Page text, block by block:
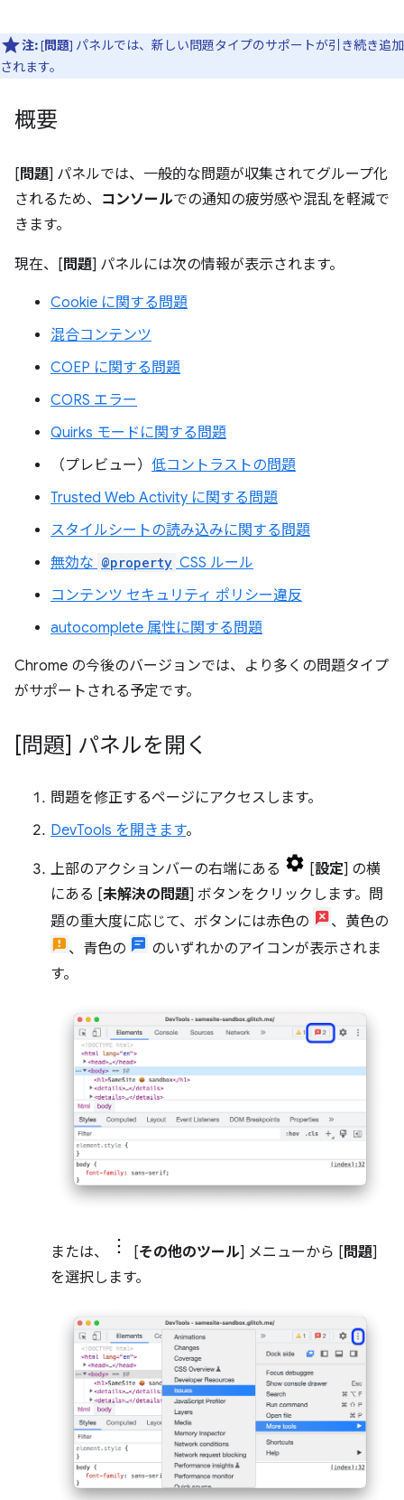
注:[問題] パネルでは、新しい問題タイプのサポートが引き続き追加
されます。
概要
[ 問題] パネルでは、一般的な問題が収集されてグループ化
されるため、 コンソールでの通知の疲労感や混乱を軽減で
きます。
現在、[ 問題] パネルには次の情報が表示されます。
Cookie に関する問題
混合コンテンツ
COEP に関する問題
CORS エラー
Quirks モードに関する問題
（プレビュー） 低コントラストの問題
Trusted Web Activity に関する問題
スタイルシートの読み込みに関する問題
無効な @property CSS ルール
コンテンツ セキュリティ ポリシー違反
autocomplete 属性に関する問題
Chrome の今後のバージョンでは、より多くの問題タイプ
がサポートされる予定です。
[問題] パネルを開く
問題を修正するページにアクセスします。
DevTools を開きます。
上部のアクションバーの右端にある [設定] の横
にある [未解決の問題] ボタンをクリックします。問
題の重大度に応じて、ボタンには赤色の
、黄色の
、青色の
のいずれかのアイコンが表示されま
す。
または、 [その他のツール] メニューから [ 問題]
を選択します。